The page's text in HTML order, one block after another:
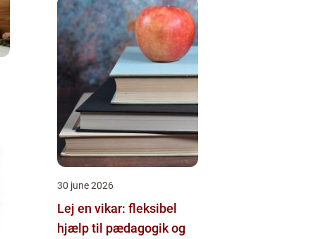
30 june 2026
Lej en vikar: fleksibel
hjælp til pædagogik og